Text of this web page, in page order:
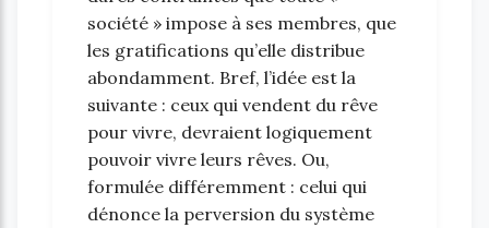
société » impose à ses membres, que
les gratifications qu’elle distribue
abondamment. Bref, l’idée est la
suivante : ceux qui vendent du rêve
pour vivre, devraient logiquement
pouvoir vivre leurs rêves. Ou,
formulée différemment : celui qui
dénonce la perversion du système